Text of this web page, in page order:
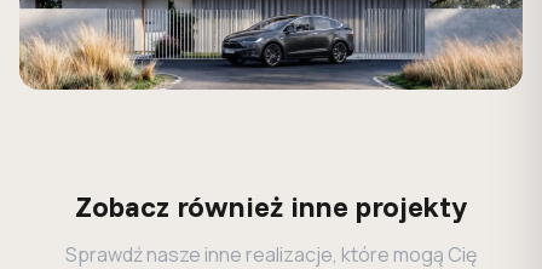
Zobacz również inne projekty
Sprawdź nasze inne realizacje, które mogą Cię